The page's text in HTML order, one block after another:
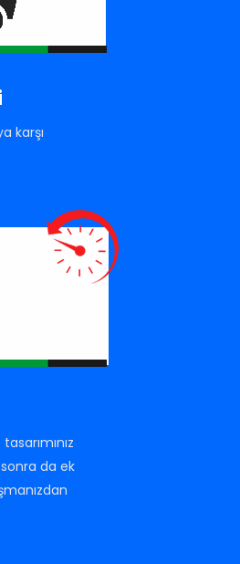
karşı
sonra da ek